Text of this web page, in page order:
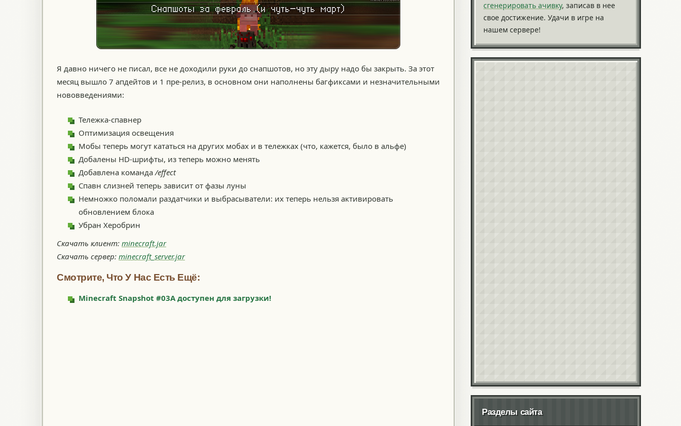
Я давно ничего не писал, все не доходили руки до снапшотов, но эту дыру надо бы закрыть. За этот
месяц вышло 7 апдейтов и 1 пре-релиз, в основном они наполнены багфиксами и незначительными
нововведениями:
Тележка-спавнер
Оптимизация освещения
Мобы теперь могут кататься на других мобах и в тележках (что, кажется, было в альфе)
Добалены HD-шрифты, из теперь можно менять
Добавлена команда /effect
Спавн слизней теперь зависит от фазы луны
Немножко поломали раздатчики и выбрасыватели: их теперь нельзя активировать
обновлением блока
Убран Херобрин
Скачать клиент: minecraft.jar
Скачать сервер: minecraft_server.jar
Смотрите, Что У Нас Есть Ещё:
Minecraft Snapshot #03A доступен для загрузки!
сгенерировать ачивку, записав в нее
свое достижение. Удачи в игре на
нашем сервере!
Разделы сайта